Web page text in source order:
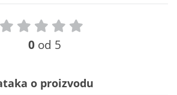
0 od 5
o proizvodu